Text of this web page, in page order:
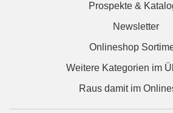
Prospekte &
Newsletter
Onlineshop
Weitere Kategorien im
Raus damit im